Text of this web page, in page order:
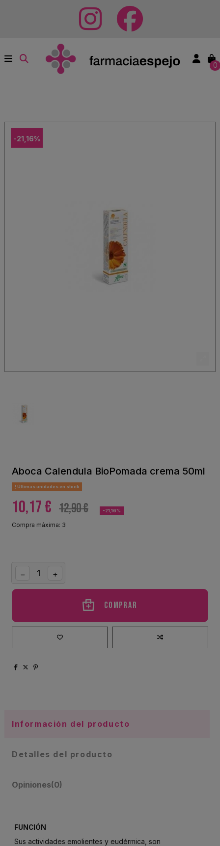
0
-21,16%
Aboca Calendula BioPomada crema 50ml
Últimas unidades en stock
10,17 € 12,90 € -21,16%
Compra máxima: 3
Comprar
Información del producto
Detalles del producto
Opiniones(0)
FUNCIÓN
Sus actividades emolientes y eudérmica, son